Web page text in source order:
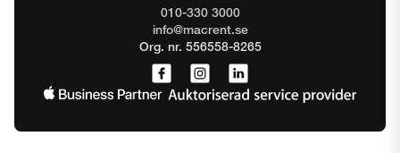
010-330 3000
info@macrent.se
Org. nr. 556558-8265